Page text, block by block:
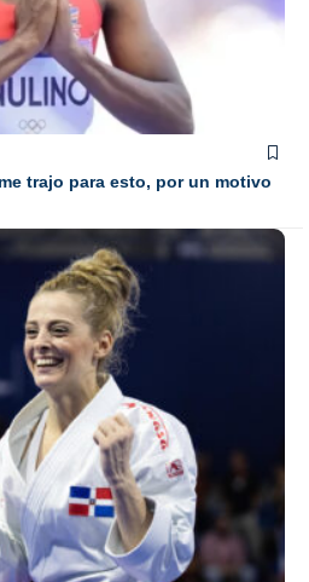
trajo para esto, por un motivo